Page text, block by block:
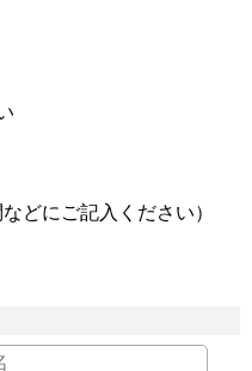
どにご記入ください）